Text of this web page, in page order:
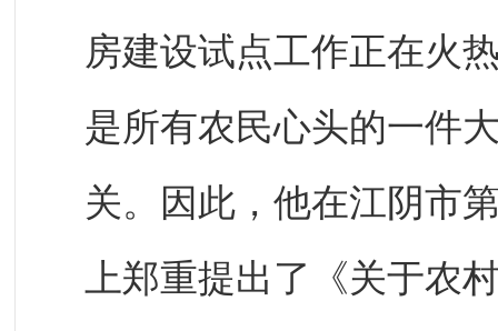
房建设试点工作正在火
是所有农民心头的一件
关。因此，他在江阴市
上郑重提出了《关于农